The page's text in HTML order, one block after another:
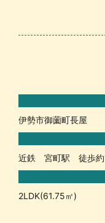
伊勢市御薗町長屋
近鉄 宮町駅 徒歩約
2LDK(61.75㎡)